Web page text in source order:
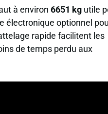
à environ 6651 kg utile
électronique optionnel
rapide facilitent les
de temps perdu aux